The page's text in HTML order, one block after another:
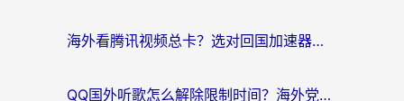
海外看腾讯视频总卡？选对回国加速器，还能解决英国1号店定位+欧洲杯CCTV5直播问题
QQ国外听歌怎么解除限制时间？海外党亲测有效的回国加速方案